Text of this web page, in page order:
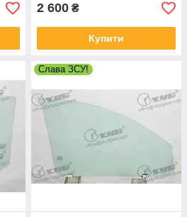
2 600 ₴
Купити
Слава ЗСУ!